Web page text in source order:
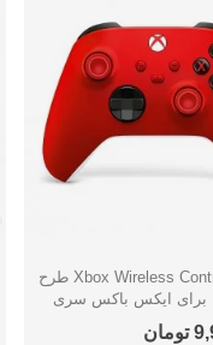
داشتن
دسته Xbox Wireless Controller طرح
Pulse Red برای ایکس باکس سری
ایکس باکس وان